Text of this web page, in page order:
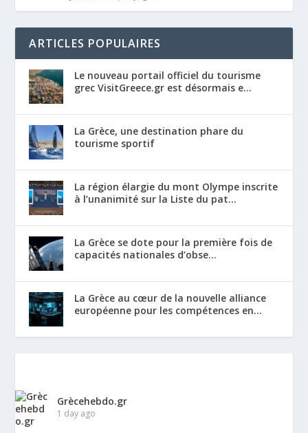
ARTICLES POPULAIRES
Le nouveau portail officiel du tourisme
grec VisitGreece.gr est désormais e...
La Grèce, une destination phare du
tourisme sportif
La région élargie du mont Olympe inscrite
à l’unanimité sur la Liste du pat...
La Grèce se dote pour la première fois de
capacités nationales d’obse...
La Grèce au cœur de la nouvelle alliance
européenne pour les compétences en...
Grècehebdo.gr
1 day ago